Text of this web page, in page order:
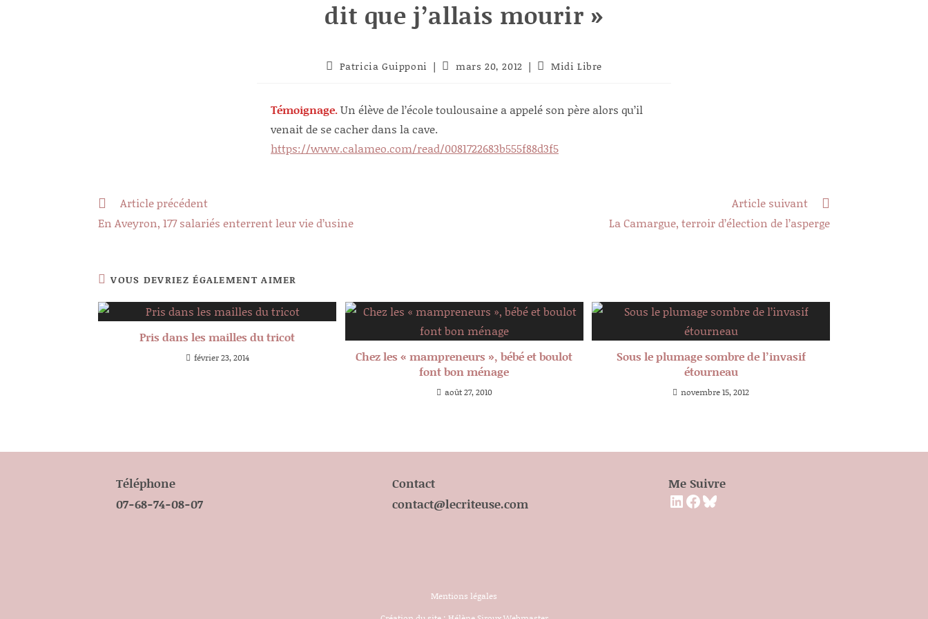
dit que j’allais mourir »
Auteur/autrice
publication :
Patricia Guipponi
Publication
mars 20, 2012
PostMidi Libre
Témoignage.Un élève de l’école toulousaine a appelé son père alors qu’il
venait de se cacher dans la cave.
https://www.calameo.com/read/0081722683b555f88d3f5
Read
articles
Article précédent
En Aveyron, 177 salariés enterrent leur vie d’usine
Article suivant
La Camargue, terroir d’élection de l’asperge
VOUS DEVRIEZ ÉGALEMENT AIMER
Pris dans les mailles du tricot
février 23, 2014
Chez les « mampreneurs », bébé et boulot
font bon ménage
août 27, 2010
Sous le plumage sombre de l’invasif
étourneau
novembre 15, 2012
Téléphone
07-68-74-08-07
Contact
contact@lecriteuse.com
Me Suivre
LinkedIn
Facebook
Bluesky
Mentions légales